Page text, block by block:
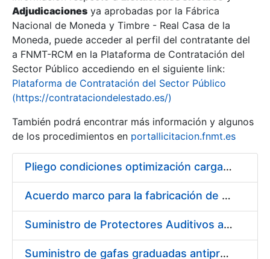
Erakutsi/Ezkutatu
Erakutsi/Ezkutatu
Erakutsi/Ezkutatu
Adjudicaciones ya aprobadas por la Fábrica
Nacional de Moneda y Timbre - Real Casa de la
Moneda, puede acceder al perfil del contratante del
a FNMT-RCM en la Plataforma de Contratación del
Sector Público accediendo en el siguiente link:
Plataforma de Contratación del Sector Público
(https://contrataciondelestado.es/)
También podrá encontrar más información y algunos
de los procedimientos en portallicitacion.fnmt.es
Pliego condiciones optimización cargas compras firmado
Acuerdo marco para la fabricación de piezas
Suministro de Protectores Auditivos a medida para las personas trabajadoras de los Centros de Trabajo de Madrid y Burgos
Suministro de gafas graduadas antiproyecciones para los trabajadores de la FNMT-RCM en los centros de trabajo de Madrid y Burgos